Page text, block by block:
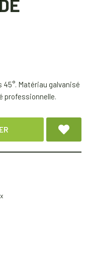
45°. Matériau galvanisé
professionnelle.